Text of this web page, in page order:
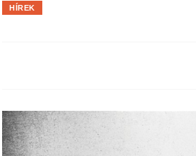
HÍREK